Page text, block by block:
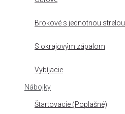
Brokové s jednotnou strelou
S okrajovým zápalom
Vybíjacie
Nábojky
Štartovacie (Poplašné)